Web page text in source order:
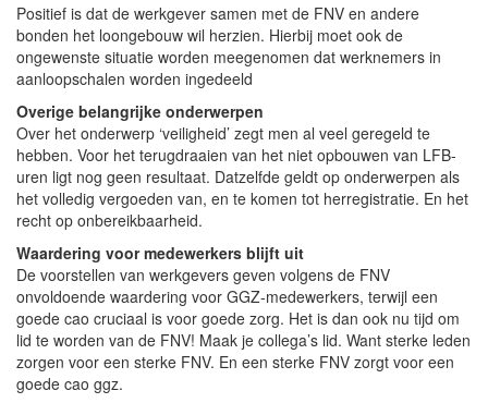
Positief is dat de werkgever samen met de FNV en andere
bonden het loongebouw wil herzien. Hierbij moet ook de
ongewenste situatie worden meegenomen dat werknemers in
aanloopschalen worden ingedeeld
Overige belangrijke onderwerpen
Over het onderwerp ‘veiligheid’ zegt men al veel geregeld te
hebben. Voor het terugdraaien van het niet opbouwen van LFB-
uren ligt nog geen resultaat. Datzelfde geldt op onderwerpen als
het volledig vergoeden van, en te komen tot herregistratie. En het
recht op onbereikbaarheid.
Waardering voor medewerkers blijft uit
De voorstellen van werkgevers geven volgens de FNV
onvoldoende waardering voor GGZ-medewerkers, terwijl een
goede cao cruciaal is voor goede zorg. Het is dan ook nu tijd om
lid te worden van de FNV! Maak je collega’s lid. Want sterke leden
zorgen voor een sterke FNV. En een sterke FNV zorgt voor een
goede cao ggz.